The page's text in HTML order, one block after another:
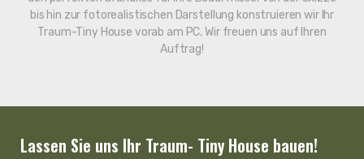
bis hin zur fotorealistischen Darstellung konstruieren wir Ihr
Traum-Tiny House vorab am PC. Wir freuen uns auf Ihren
Auftrag!
Lassen Sie uns Ihr Traum- Tiny House bauen!